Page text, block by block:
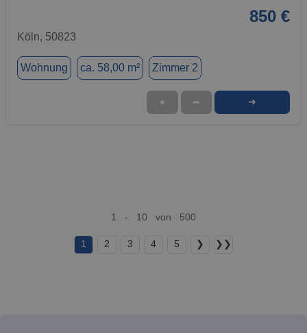
850 €
Köln, 50823
Wohnung ca. 58,00 m² Zimmer 2
★ ➦ ➜
1 - 10 von 500
1 2 3 4 5 ❯ ❯❯